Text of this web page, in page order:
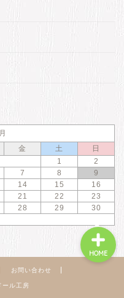
金 土
日
1
2
7 8
9
14 15
16
21 22
23
28 29
30
お問い合わせ
ル工房
HOME
くあるご質問